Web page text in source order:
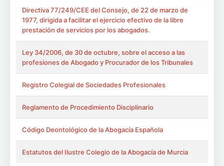
Directiva 77/249/CEE del Consejo, de 22 de marzo de
1977, dirigida a facilitar el ejercicio efectivo de la libre
prestación de servicios por los abogados.
Ley 34/2006, de 30 de octubre, sobre el acceso a las
profesiones de Abogado y Procurador de los Tribunales
Registro Colegial de Sociedades Profesionales
Reglamento de Procedimiento Disciplinario
Código Deontológico de la Abogacía Española
Estatutos del Ilustre Colegio de la Abogacía de Murcia